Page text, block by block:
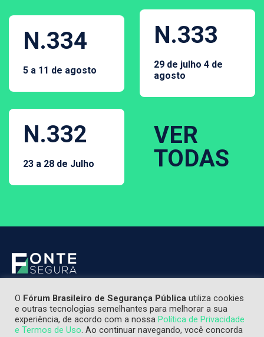
N.334
5 a 11 de agosto
N.333
29 de julho 4 de
agosto
N.332
23 a 28 de Julho
VER
TODAS
O Fórum Brasileiro de Segurança Pública utiliza cookies
e outras tecnologias semelhantes para melhorar a sua
experiência, de acordo com a nossa Política de Privacidade
e Termos de Uso. Ao continuar navegando, você concorda